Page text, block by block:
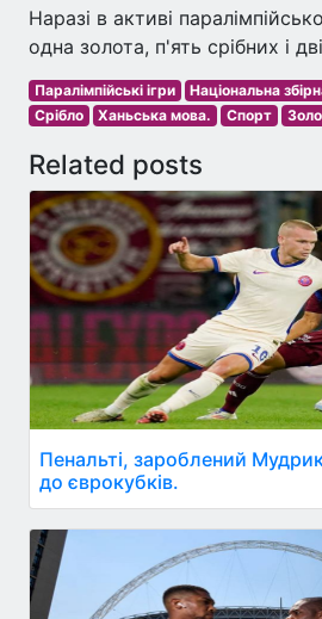
Наразі в активі
одна золота, п'ять срібних і
Паралімпійські ігри
Національна
Срібло
Ханьська мова. Спорт
Related posts
Пенальті, зароблений
до єврокубків.